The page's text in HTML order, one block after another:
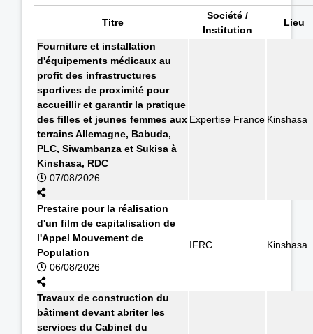
Titre
Société /
Institution
Lieu
Fourniture et installation
d'équipements médicaux au
profit des infrastructures
sportives de proximité pour
accueillir et garantir la pratique
des filles et jeunes femmes aux
terrains Allemagne, Babuda,
PLC, Siwambanza et Sukisa à
Kinshasa, RDC
07/08/2026
Expertise France Kinshasa
Prestaire pour la réalisation
d'un film de capitalisation de
l'Appel Mouvement de
Population
06/08/2026
IFRC Kinshasa
Travaux de construction du
bâtiment devant abriter les
services du Cabinet du